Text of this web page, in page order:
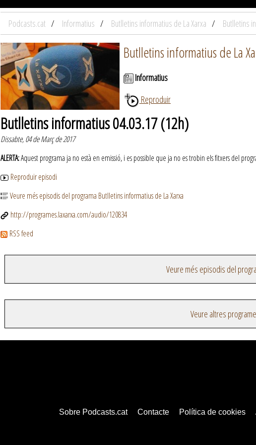
Podcasts.cat Informatius Butlletins informatius de La Xarxa Butlletins
Butlletins informatius de La
Informatius
Reproduir
Butlletins informatius 04.03.17 (12h)
Dissabte, 04 de Març de 2017
ALERTA:Aquest programa ja no està en emissió, i es possible que ja no es trobin els fitxers del
Reproduir episodi
Veure més episodis del programa Butlletins informatius de La Xarxa
http://programes.laxarxa.com/audio/120834
RSS feed
Veure més episodis del
Veure altres
Sobre Podcasts.cat Contacte Política de cookies